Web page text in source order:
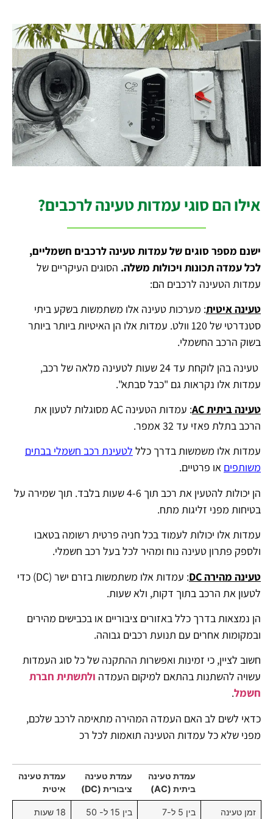
אילו הם סוגי עמדות טעינה לרכבים?
ישנם מספר סוגים של עמדות טעינה לרכבים חשמליים,
לכל עמדה תכונות ויכולות משלה. הסוגים העיקריים של
עמדות הטעינה לרכבים הם:
טעינה איטית: מערכות טעינה אלו משתמשות בשקע ביתי
סטנדרטי של 120 וולט.
עמדות אלו הן האיטיות ביותר ביותר
בשוק הרכב החשמלי.
טעינה בהן לוקחת עד 24 שעות לטעינה מלאה של רכב,
עמדות אלו נקראות גם "כבל סבתא".
טעינה ביתית AC
: עמדות הטעינה AC מסוגלות לטעון את
הרכב בתלת פאזי עד 32 אמפר.
עמדות אלו משמשות בדרך כלל לטעינת רכב חשמלי בבתים
משותפים או פרטיים.
הן יכולות להטעין את רכב תוך 4-6 שעות בלבד. תוך שמירה על
בטיחות מפני זליגות מתח.
עמדות אלו יכולות לעמוד בכל חניה פרטית רשומה בטאבו
ולספק פתרון טעינה נוח ומהיר לכל בעל רכב חשמלי.
טעינה מהירה DC
: עמדות אלו משתמשות בזרם ישר (DC) כדי
לטעון את הרכב בתוך דקות, ולא שעות.
הן נמצאות בדרך כלל באזורים ציבוריים או בכבישים מהירים
ובמקומות אחרים עם תנועת רכבים גבוהה.
חשוב לציין, כי זמינות ואפשרות ההתקנה של כל סוג העמדות
עשויה להשתנות בהתאם למיקום העמדה ולתשתית חברת
חשמל.
כדאי לשים לב האם העמדה המהירה מתאימה לרכב שלכם,
מפני שלא כל עמדות הטעינה תואמות לכל רכ
עמדת טעינה
ביתית (AC)
עמדת טעינה
ציבורית (DC)
עמדת טעינה
איטית
זמן טעינה
בין 5 ל-7
בין 15 ל- 50
18 שעות